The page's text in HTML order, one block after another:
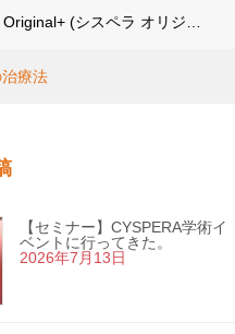
(シスペラ オリジナルプラス)
療法
【セミナー】CYSPERA学術イ
ベントに行ってきた。
2026年7月13日